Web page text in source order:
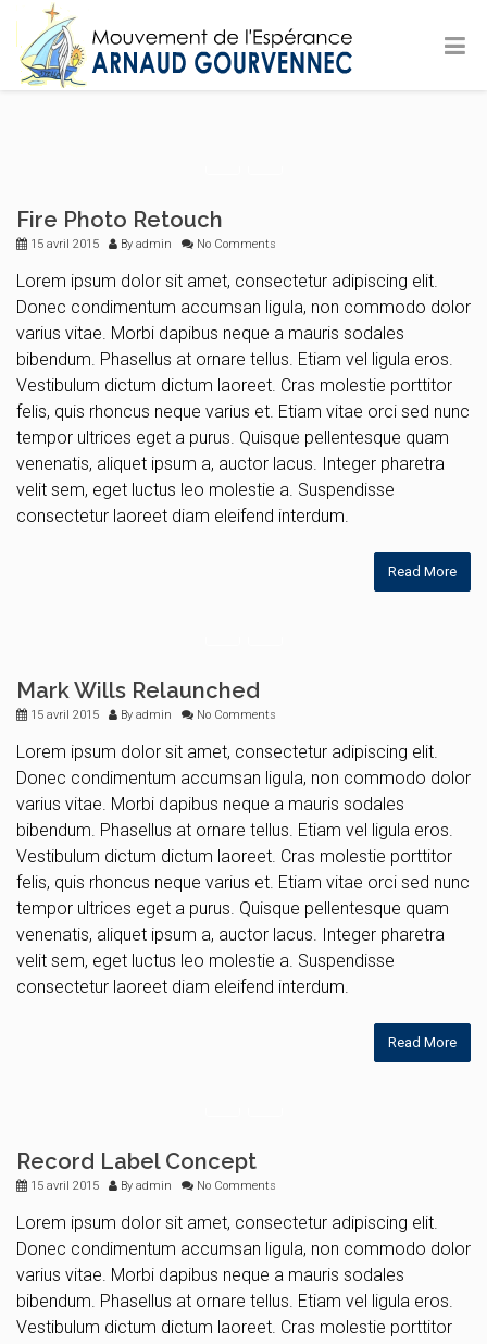
Fire Photo Retouch
15 avril 2015 By admin No Comments
Lorem ipsum dolor sit amet, consectetur adipiscing elit.
Donec condimentum accumsan ligula, non commodo dolor
varius vitae. Morbi dapibus neque a mauris sodales
bibendum. Phasellus at ornare tellus. Etiam vel ligula eros.
Vestibulum dictum dictum laoreet. Cras molestie porttitor
felis, quis rhoncus neque varius et. Etiam vitae orci sed nunc
tempor ultrices eget a purus. Quisque pellentesque quam
venenatis, aliquet ipsum a, auctor lacus. Integer pharetra
velit sem, eget luctus leo molestie a. Suspendisse
consectetur laoreet diam eleifend interdum.
Read More
Mark Wills Relaunched
15 avril 2015 By admin No Comments
Lorem ipsum dolor sit amet, consectetur adipiscing elit.
Donec condimentum accumsan ligula, non commodo dolor
varius vitae. Morbi dapibus neque a mauris sodales
bibendum. Phasellus at ornare tellus. Etiam vel ligula eros.
Vestibulum dictum dictum laoreet. Cras molestie porttitor
felis, quis rhoncus neque varius et. Etiam vitae orci sed nunc
tempor ultrices eget a purus. Quisque pellentesque quam
venenatis, aliquet ipsum a, auctor lacus. Integer pharetra
velit sem, eget luctus leo molestie a. Suspendisse
consectetur laoreet diam eleifend interdum.
Read More
Record Label Concept
15 avril 2015 By admin No Comments
Lorem ipsum dolor sit amet, consectetur adipiscing elit.
Donec condimentum accumsan ligula, non commodo dolor
varius vitae. Morbi dapibus neque a mauris sodales
bibendum. Phasellus at ornare tellus. Etiam vel ligula eros.
Vestibulum dictum dictum laoreet. Cras molestie porttitor